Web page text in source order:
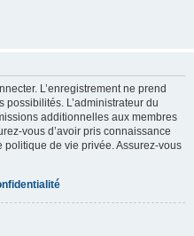
L’enregistrement ne prend
L’administrateur du
additionnelles aux membres
vous d’avoir pris connaissance
politique de vie privée. Assurez-vous